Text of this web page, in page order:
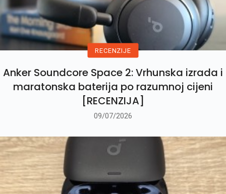
RECENZIJE
Anker Soundcore Space 2: Vrhunska izrada i
maratonska baterija po razumnoj cijeni
[RECENZIJA]
09/07/2026